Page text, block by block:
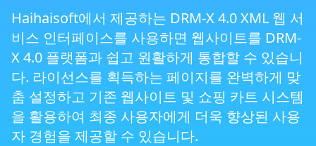
Haihaisoft에서 제공하는 DRM-X 4.0 XML 웹 서
비스 인터페이스를 사용하면 웹사이트를 DRM-
X 4.0 플랫폼과 쉽고 원활하게 통합할 수 있습니
다. 라이선스를 획득하는 페이지를 완벽하게 맞
춤 설정하고 기존 웹사이트 및 쇼핑 카트 시스템
을 활용하여 최종 사용자에게 더욱 향상된 사용
자 경험을 제공할 수 있습니다.